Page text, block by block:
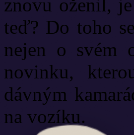
znovu oženil,
teď? Do toho
nejen o svém
novinku,
dávným
na vozíku.